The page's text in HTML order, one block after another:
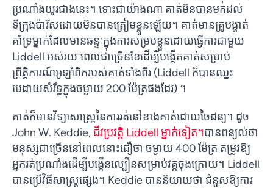
ប្រណាំងយូរជាងនេះ។ ទោះ​ជា​យ៉ាង​ណា គាត់​មិន​បាន​មក​ដល់​
ទីក្រុង​ប៉ារីស​ដោយ​មិន​បាន​ត្រៀម​ខ្លួន​ឡើយ។ គាត់មានគ្រូបង្ហាត់
គាំទ្រម្នាក់ដែលមានឆន្ទៈក្នុងការសម្របខ្លួនដោយធ្វើការជាមួយ
Liddell អស់រយៈពេលជាច្រើនខែដើម្បីបង្កើតគាត់សម្រាប់
ព្រឹត្តិការណ៍អូឡាំពិករបស់គាត់ទាំងពីរ (Liddell ក៏បានឈ្នះ
មេដាយសំរឹទ្ធក្នុងចម្ងាយ 200 ម៉ែត្រផងដែរ) ។
គាត់ក៏មានវិទ្យាសាស្ត្រនៃការរត់នៅខាងគាត់ដោយចៃដន្យ។ ដូច
John W. Keddie, ជីវប្រវត្តិ Liddell ម្នាក់ទៀត។បានពន្យល់ថា
មនុស្សជាច្រើននៅពេលនោះជឿថា ចម្ងាយ 400 ម៉ែត្រ តម្រូវឱ្យ
អ្នករត់ប្រណាំងដើម្បីបង្កើនល្បឿនសម្រាប់វគ្គចុងក្រោយ។ Liddell
បានប្រើវិធីសាស្រ្តផ្សេង។ Keddie បាននិយាយថា ជំនួសឱ្យការ